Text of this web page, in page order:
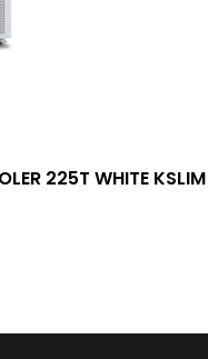
225T WHITE KSLIM